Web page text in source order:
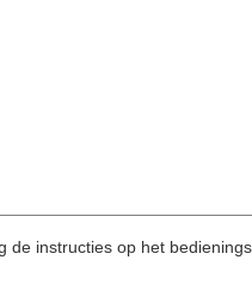
instructies op het